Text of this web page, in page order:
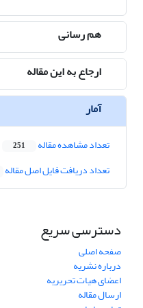
هم رسانی
ارجاع به این مقاله
آمار
تعداد مشاهده مقاله 251
تعداد دریافت فایل اصل مقاله
دسترسی سریع
صفحه اصلی
درباره نشریه
اعضای هیات تحریریه
ارسال مقاله